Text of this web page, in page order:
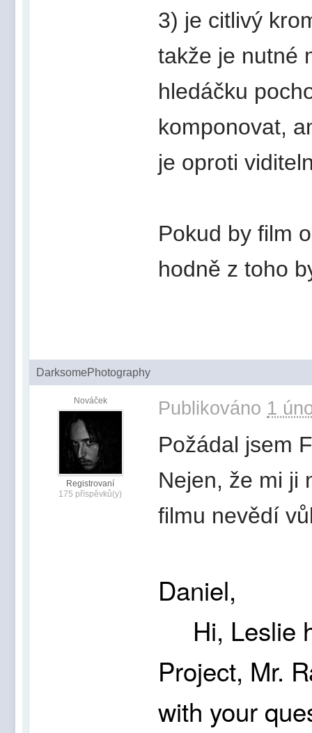
3) je citlivý
takže je nutné
hledáčku
komponovat,
je oproti
Pokud by film
hodně z toho
DarksomePhotography
Nováček
Registrovaní
175 příspěvků(y)
Publikováno 1
Požádal jsem
Nejen, že mi ji
filmu nevědí
Daniel,
Hi, Leslie
Project, Mr.
with your